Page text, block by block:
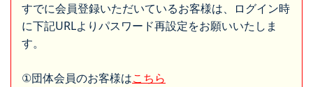
すでに会員登録いただいているお客様は、ログイン時
に下記URLよりパスワード再設定をお願いいたしま
す。
①団体会員のお客様はこちら